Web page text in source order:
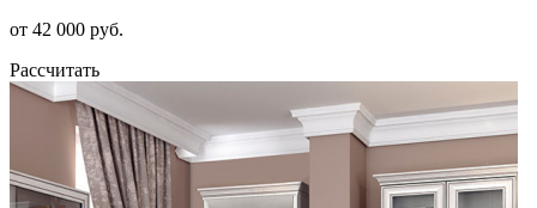
от 42 000 руб.
Рассчитать